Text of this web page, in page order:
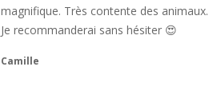
Nous sommes vraiment contents et
avons hâte de les utiliser 😄 bonne soirée
😍